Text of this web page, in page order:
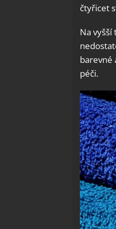
čtyřicet
Na
barevné
péči.